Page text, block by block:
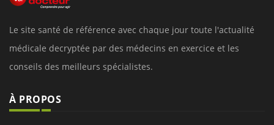
Le site santé de référence avec chaque jour toute l'actualité
médicale decryptée par des médecins en exercice et les
conseils des meilleurs spécialistes.
À PROPOS